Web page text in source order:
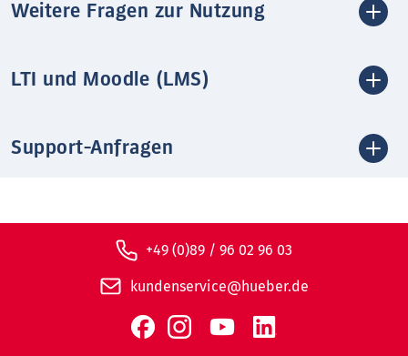
Weitere Fragen zur Nutzung
LTI und Moodle (LMS)
Support-Anfragen
+49 (0)89 / 96 02 96 03
kundenservice@hueber.de